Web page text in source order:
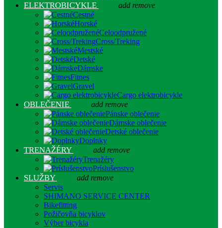
ELEKTROBICYKLE add remove
Cestné
Horské
Celoodpružené
Cross/Treking
Mestské
Detské
Dámske
Fitnes
Gravel
Cargo elektrobicykle
OBLEČENIE add remove
Pánske oblečenie
Dámske oblečenie
Detské oblečenie
Doplnky
TRENAŽÉRY add remove
Trenažéry
Príslušenstvo
SLUŽBY add remove
Servis
SHIMANO SERVICE CENTER
Bikefitting
Požičovňa bicyklov
Výber bicykla